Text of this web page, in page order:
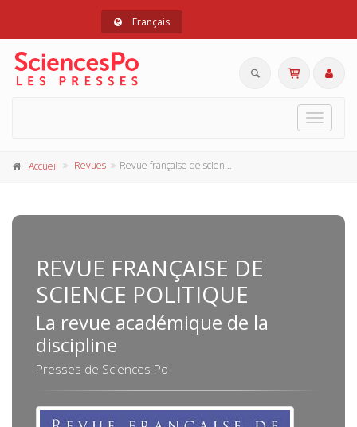
Français
Toggle
Accueil Revues Revue française de science politique
REVUE FRANÇAISE DE
SCIENCE POLITIQUE
La revue académique de la
discipline
Presses de Sciences Po